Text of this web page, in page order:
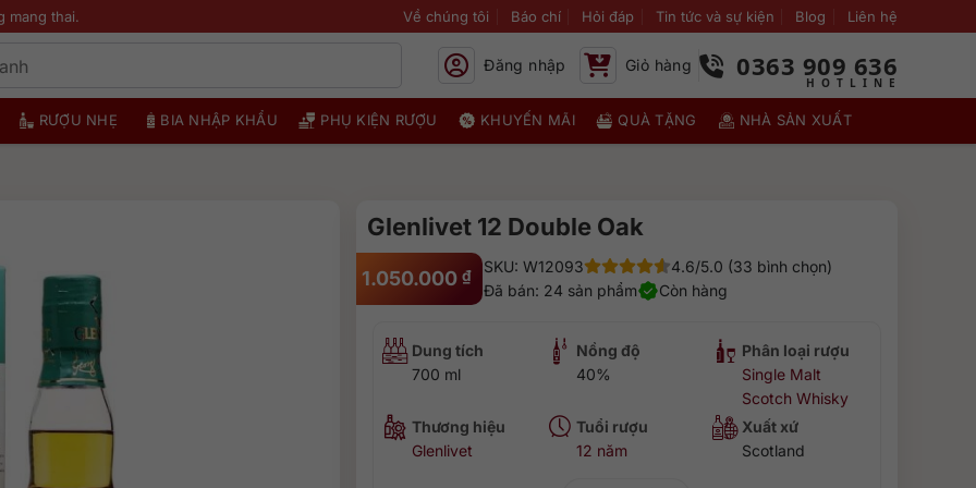
mang thai. Về chúng tôi Báo chí Hỏi đáp Tin tức và sự kiện Blog Liên hệ
Đăng nhập Giỏ hàng 0363 909 636
RƯỢU NHẸ BIA NHẬP KHẨU PHỤ KIỆN RƯỢU KHUYẾN MÃI QUÀ TẶNG NHÀ SẢN XUẤT
Glenlivet 12 Double Oak
1.050.000 ₫ SKU: W12093
4.6/5.0 (33 bình chọn)
Đã bán: 24 sản phẩm
Còn hàng
Dung tích
700 ml
Nồng độ
40%
Phân loại rượu
Single Malt
Scotch Whisky
Thương hiệu
Glenlivet
Tuổi rượu
12 năm
Xuất xứ
Scotland